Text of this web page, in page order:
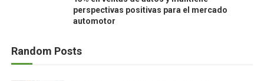
perspectivas positivas para el mercado
automotor
Random Posts